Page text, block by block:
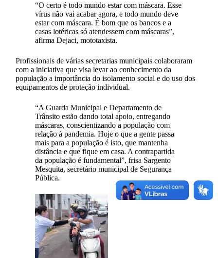
“O certo é todo mundo estar com máscara. Esse
vírus não vai acabar agora, e todo mundo deve
estar com máscara. É bom que os bancos e a
casas lotéricas só atendessem com máscaras”,
afirma Dejaci, mototaxista.
Profissionais de várias secretarias municipais colaboraram
com a iniciativa que visa levar ao conhecimento da
população a importância do isolamento social e do uso dos
equipamentos de proteção individual.
“A Guarda Municipal e Departamento de
Trânsito estão dando total apoio, entregando
máscaras, conscientizando a população com
relação à pandemia. Hoje o que a gente passa
mais para a população é isto, que mantenha
distância e que fique em casa. A contrapartida
da população é fundamental”, frisa Sargento
Mesquita, secretário municipal de Segurança
Pública.